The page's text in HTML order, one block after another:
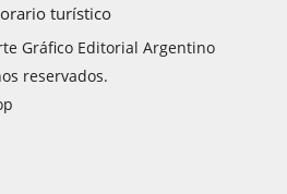
turístico
Gráfico Editorial Argentino
reservados.